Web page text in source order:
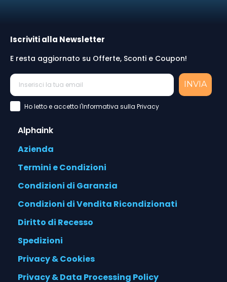
Iscriviti alla Newsletter
E resta aggiornato su Offerte, Sconti e Coupon!
INVIA
Accettazione Privacy Policy
Ho letto e accetto l'Informativa sulla Privacy
Alphaink
Azienda
Termini e Condizioni
Condizioni di Garanzia
Condizioni di Vendita Ricondizionati
Diritto di Recesso
Spedizioni
Privacy & Cookies
Privacy & Data Processing Policy